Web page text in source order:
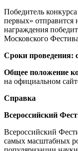
Победитель
первых» отправится
награждения
Московского
Сроки проведения:
Общее положение
на официальном
Справка
Всероссийский
Всероссийский
самых масштабных